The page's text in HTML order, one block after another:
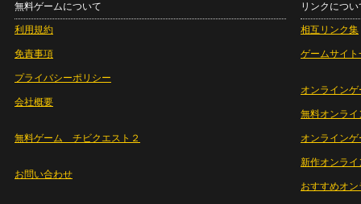
無料ゲームについて
利用規約
免責事項
プライバシーポリシー
会社概要
無料ゲーム チビクエスト２
お問い合わせ
リンクについ
相互リンク集
ゲームサイト
オンラインゲ
無料オンライ
オンライン
新作オンライ
おすすめオ